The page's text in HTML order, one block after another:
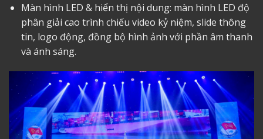
Màn hình LED & hiển thị nội dung: màn hình LED độ
phân giải cao trình chiếu video kỷ niệm, slide thông
tin, logo động, đồng bộ hình ảnh với phần âm thanh
và ánh sáng.